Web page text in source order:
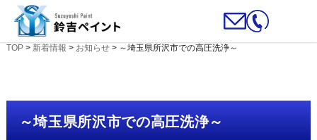
TOP> 新着情報 > お知らせ> ～埼玉県所沢市での高圧洗浄～
～埼玉県所沢市での高圧洗浄～